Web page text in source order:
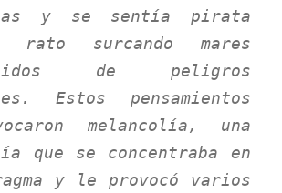
y se sentía pirata
surcando mares
de peligros
Estos pensamientos
melancolía, una
que se concentraba en
y le provocó varios